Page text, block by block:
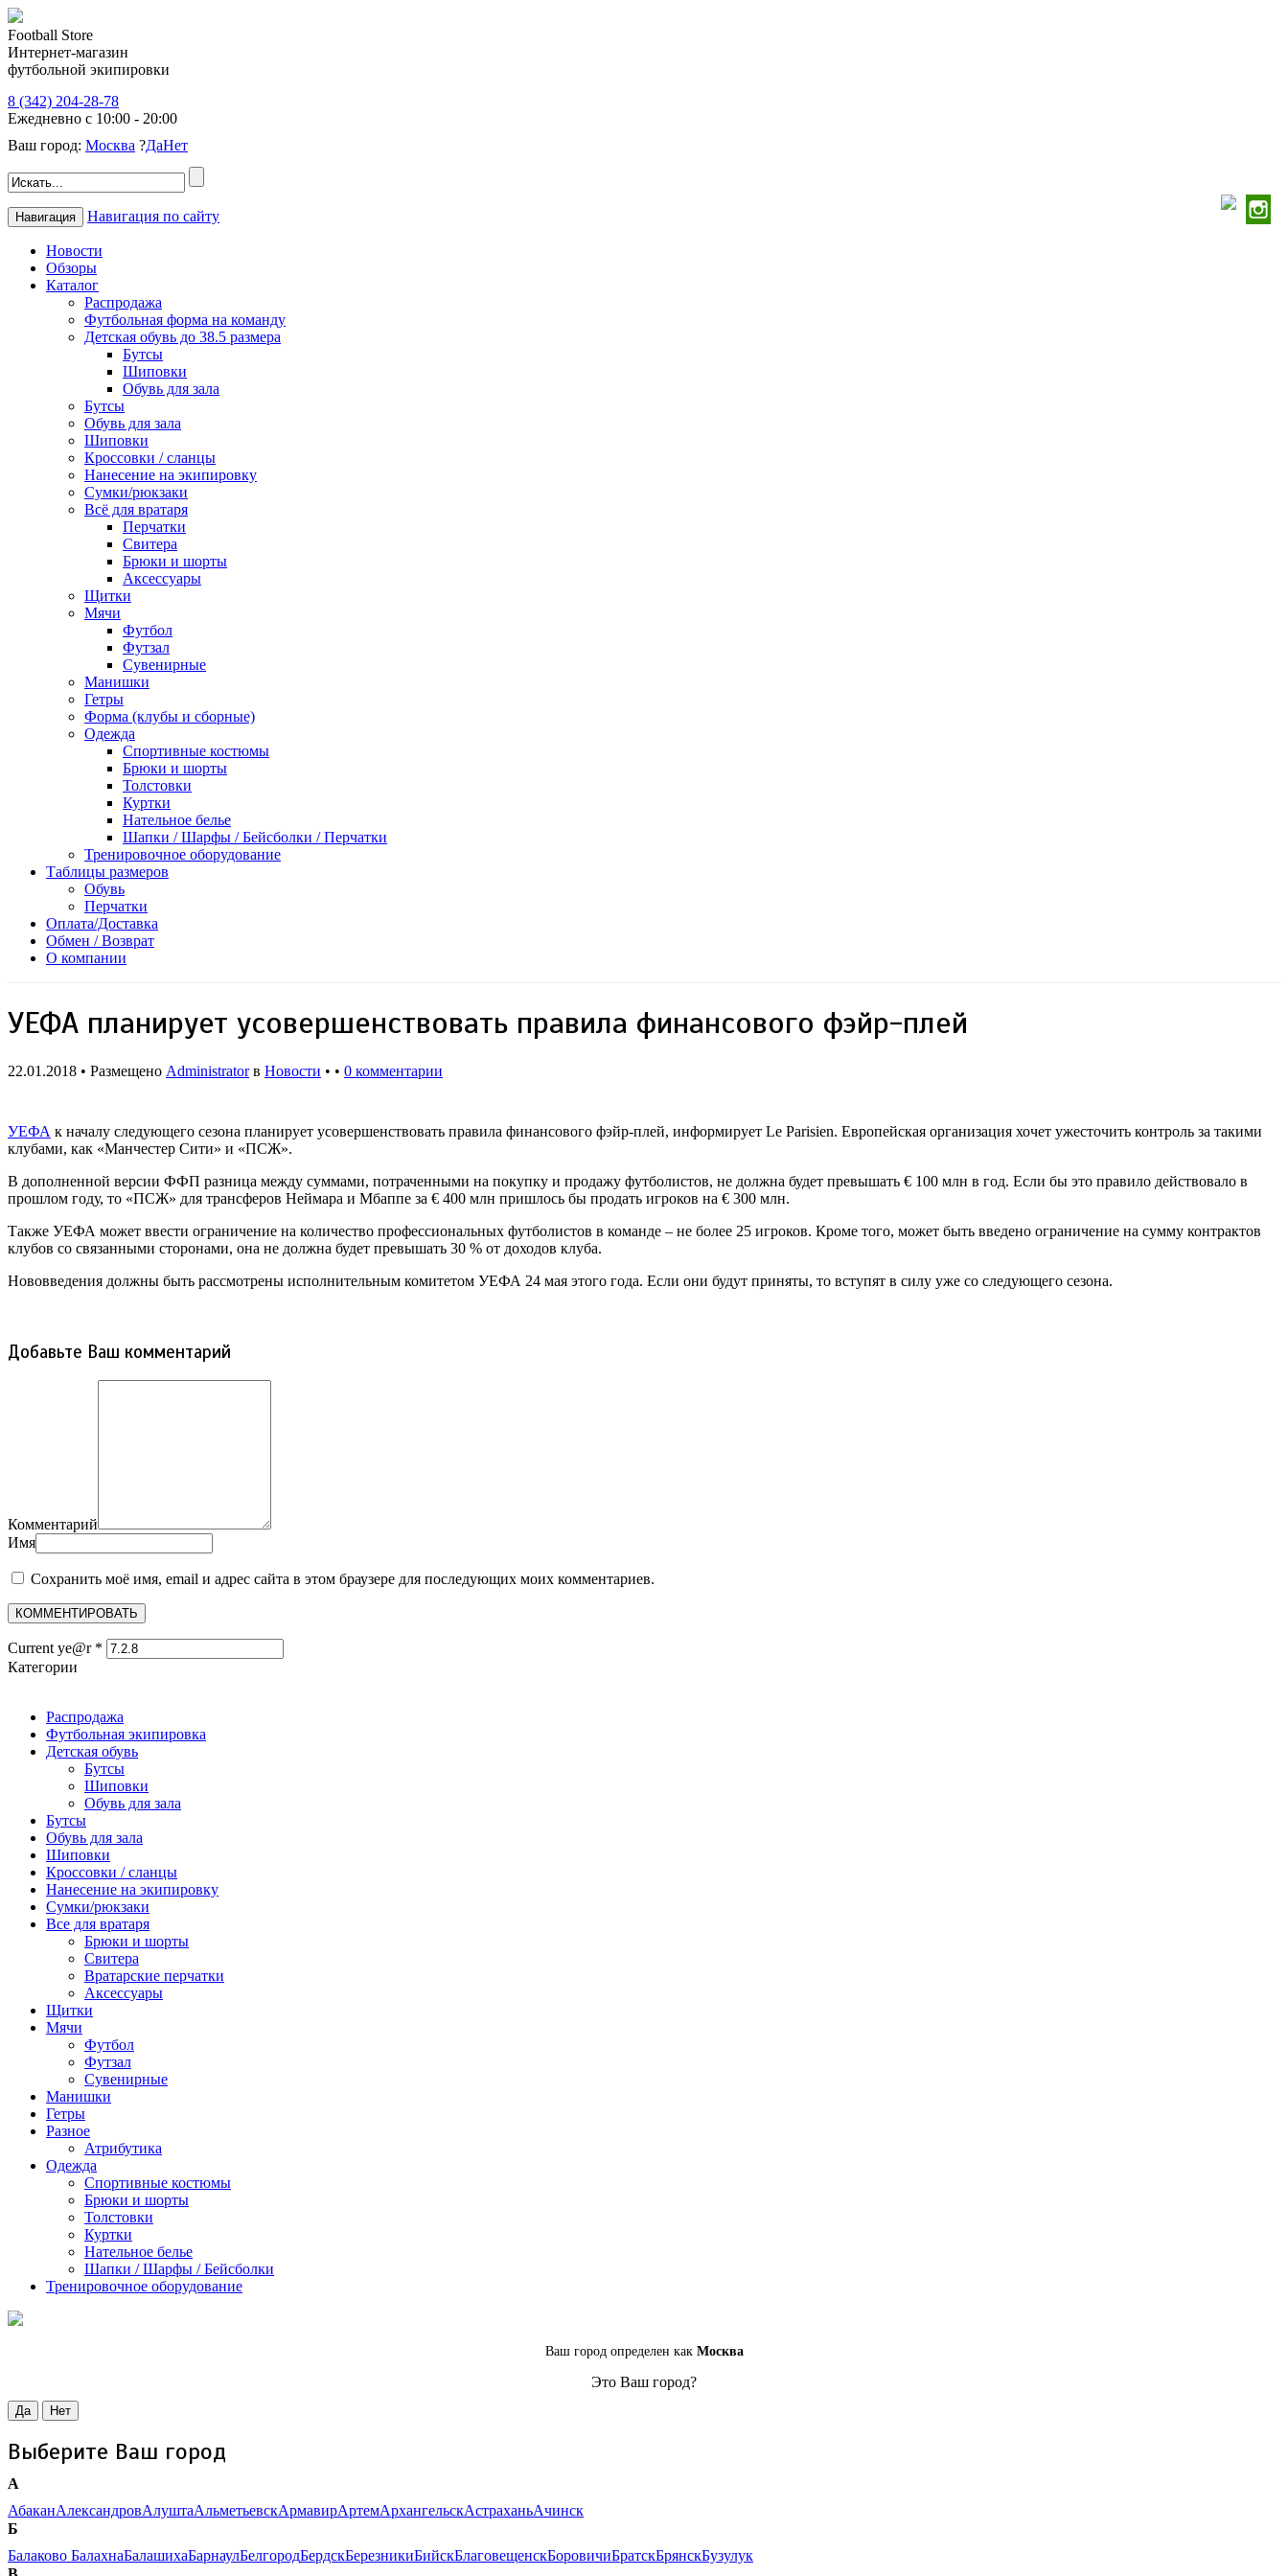
Football Store
Интернет-магазин
футбольной экипировки
8 (342) 204-28-78
Ежедневно с 10:00 - 20:00
Ваш город: Москва ?ДаНет
Навигация Навигация по сайту
Новости
Обзоры
Каталог
Распродажа
Футбольная форма на команду
Детская обувь до 38.5 размера
Бутсы
Шиповки
Обувь для зала
Бутсы
Обувь для зала
Шиповки
Кроссовки / сланцы
Нанесение на экипировку
Сумки/рюкзаки
Всё для вратаря
Перчатки
Cвитера
Брюки и шорты
Аксессуары
Щитки
Мячи
Футбол
Футзал
Сувенирные
Манишки
Гетры
Форма (клубы и сборные)
Одежда
Спортивные костюмы
Брюки и шорты
Толстовки
Куртки
Нательное белье
Шапки / Шарфы / Бейсболки / Перчатки
Тренировочное оборудование
Таблицы размеров
Обувь
Перчатки
Оплата/Доставка
Обмен / Возврат
О компании
УЕФА планирует усовершенствовать правила финансового фэйр-плей
22.01.2018 • Размещено Administratorв Новости • • 0 комментарии
УЕФА к началу следующего сезона планирует усовершенствовать правила финансового фэйр-плей, информирует Le Parisien. Европейская организация хочет ужесточить контроль за такими
клубами, как «Манчестер Сити» и «ПСЖ».
В дополненной версии ФФП разница между суммами, потраченными на покупку и продажу футболистов, не должна будет превышать € 100 млн в год. Если бы это правило действовало в
прошлом году, то «ПСЖ» для трансферов Неймара и Мбаппе за € 400 млн пришлось бы продать игроков на € 300 млн.
Также УЕФА может ввести ограничение на количество профессиональных футболистов в команде – не более 25 игроков. Кроме того, может быть введено ограничение на сумму контрактов
клубов со связанными сторонами, она не должна будет превышать 30 % от доходов клуба.
Нововведения должны быть рассмотрены исполнительным комитетом УЕФА 24 мая этого года. Если они будут приняты, то вступят в силу уже со следующего сезона.
Добавьте Ваш комментарий
Комментарий
Имя
Сохранить моё имя, email и адрес сайта в этом браузере для последующих моих комментариев.
Current ye@r *
Категории
Распродажа
Футбольная экипировка
Детская обувь
Бутсы
Шиповки
Обувь для зала
Бутсы
Обувь для зала
Шиповки
Кроссовки / сланцы
Нанесение на экипировку
Сумки/рюкзаки
Все для вратаря
Брюки и шорты
Cвитера
Вратарские перчатки
Аксессуары
Щитки
Мячи
Футбол
Футзал
Сувенирные
Манишки
Гетры
Разное
Атрибутика
Одежда
Спортивные костюмы
Брюки и шорты
Толстовки
Куртки
Нательное белье
Шапки / Шарфы / Бейсболки
Тренировочное оборудование
Ваш город определен как Москва
Это Ваш город?
Да Нет
Выберите Ваш город
А
АбаканАлександровАлуштаАльметьевскАрмавирАртемАрхангельскАстраханьАчинск
Б
Балаково БалахнаБалашихаБарнаулБелгородБердскБерезникиБийскБлаговещенскБоровичиБратскБрянскБузулук